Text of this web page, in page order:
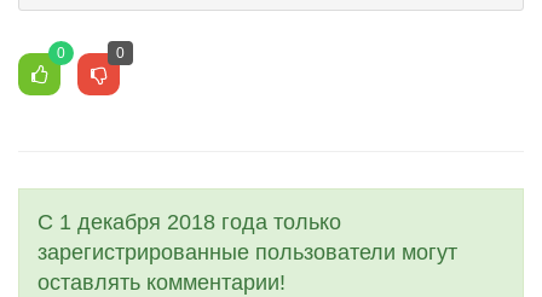
0 0
С 1 декабря 2018 года только
зарегистрированные пользователи могут
оставлять комментарии!